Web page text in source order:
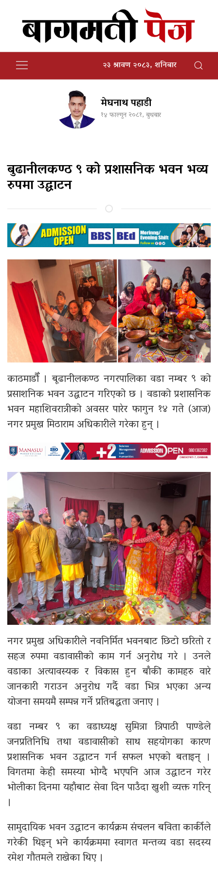
२३ श्रावण २०८३, शनिबार
मेघनाथ पहाडी
१४ फाल्गुन २०८१, बुधबार
बुढानीलकण्ठ ९ को प्रशासनिक भवन भव्य
रुपमा उद्घाटन
काठमाडौँ । बूढानीलकण्ठ नगरपालिका वडा नम्बर ९ को
प्रसाशनिक भवन उद्घाटन गरिएको छ । वडाको प्रशासनिक
भवन महाशिवरात्रीको अवसर पारेर फागुन १४ गते (आज)
नगर प्रमुख मिठाराम अधिकारीले गरेका हुन् ।
नगर प्रमुख अधिकारीले नवनिर्मित भवनबाट छिटो छरितो र
सहज रुपमा वडावासीको काम गर्न अनुरोध गरे । उनले
वडाका अत्यावस्यक र विकास हुन बाँकी कामहरु वारे
जानकारी गराउन अनुरोध गर्दै वडा भित्र भएका अन्य
योजना समयमै सम्पन्न गर्ने प्रतिबद्धता जनाए ।
वडा नम्बर ९ का वडाध्यक्ष सुमित्रा त्रिपाठी पाण्डेले
जनप्रतिनिधि तथा वडावासीको साथ सहयोगका कारण
प्रशासनिक भवन उद्घाटन गर्न सफल भएको बताइन् ।
विगतमा केही समस्या भोग्दै भएपनि आज उद्घाटन गरेर
भोलीका दिनमा यहाँबाट सेवा दिन पाउँदा खुशी व्यक्त गरिन्
।
सामुदायिक भवन उद्घाटन कार्यक्रम संचलन बविता कार्कीले
गरेकी थिइन् भने कार्यक्रममा स्वागत मन्तव्य वडा सदस्य
रमेश गौतमले राखेका थिए ।